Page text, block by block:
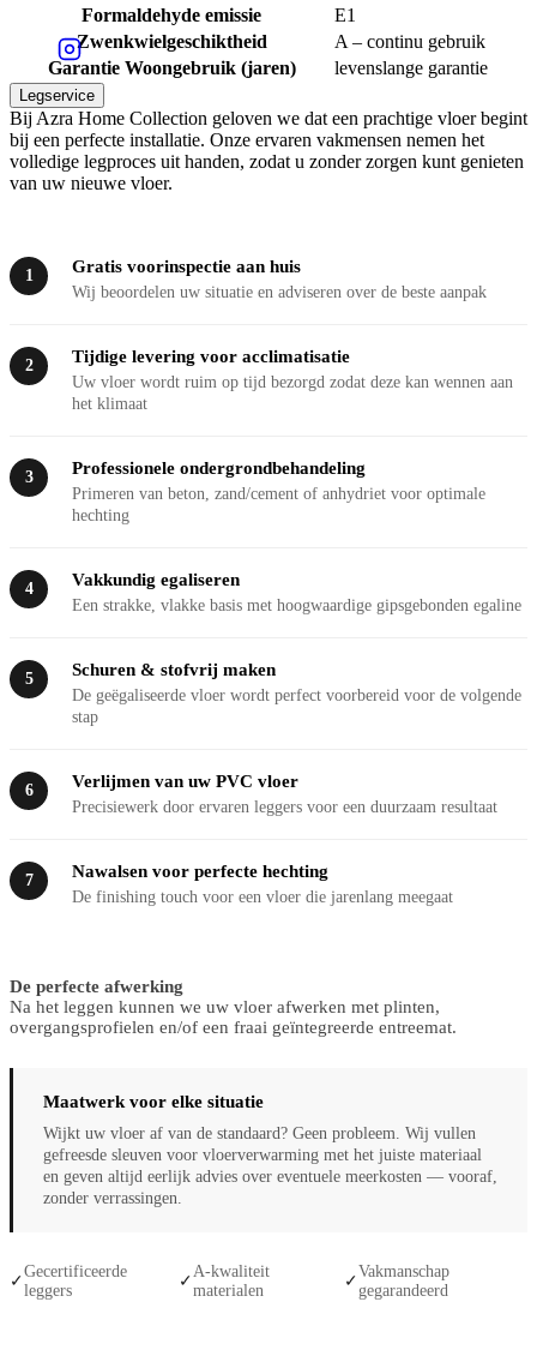
Formaldehyde emissie
E1
Zwenkwielgeschiktheid
A – continu gebruik
Garantie Woongebruik (jaren)
levenslange garantie
Legservice
Bij Azra Home Collection geloven we dat een prachtige vloer begint
bij een perfecte installatie. Onze ervaren vakmensen nemen het
volledige legproces uit handen, zodat u zonder zorgen kunt genieten
van uw nieuwe vloer.
1 Gratis voorinspectie aan huis
Wij beoordelen uw situatie en adviseren over de beste aanpak
2 Tijdige levering voor acclimatisatie
Uw vloer wordt ruim op tijd bezorgd zodat deze kan wennen aan
het klimaat
3 Professionele ondergrondbehandeling
Primeren van beton, zand/cement of anhydriet voor optimale
hechting
4 Vakkundig egaliseren
Een strakke, vlakke basis met hoogwaardige gipsgebonden egaline
5 Schuren & stofvrij maken
De geëgaliseerde vloer wordt perfect voorbereid voor de volgende
stap
6 Verlijmen van uw PVC vloer
Precisiewerk door ervaren leggers voor een duurzaam resultaat
7 Nawalsen voor perfecte hechting
De finishing touch voor een vloer die jarenlang meegaat
De perfecte afwerking
Na het leggen kunnen we uw vloer afwerken met plinten,
overgangsprofielen en/of een fraai geïntegreerde entreemat.
Maatwerk voor elke situatie
Wijkt uw vloer af van de standaard? Geen probleem. Wij vullen
gefreesde sleuven voor vloerverwarming met het juiste materiaal
en geven altijd eerlijk advies over eventuele meerkosten — vooraf,
zonder verrassingen.
✓
Gecertificeerde
leggers
✓
A-kwaliteit
materialen
✓
Vakmanschap
gegarandeerd